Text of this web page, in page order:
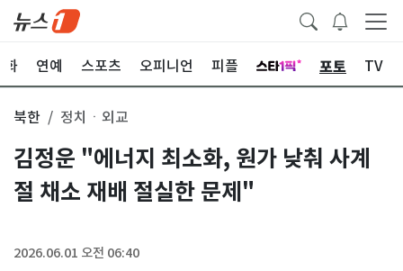
화 연예 스포츠 오피니언 피플 포토 TV
북한 정치ㆍ외교
김정운 "에너지 최소화, 원가 낮춰 사계
절 채소 재배 절실한 문제"
2026.06.01 오전 06:40